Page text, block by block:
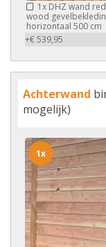
1x DHZ wand
wood
horizontaal 500 cm
+€ 539,95
Achterwand
mogelijk)
1x